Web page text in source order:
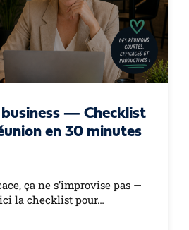
business — Checklist
en 30 minutes
ça ne s’improvise pas —
la checklist pour…